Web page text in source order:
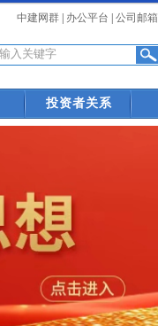
中建网群 办公平台 公司邮箱
投资者关系